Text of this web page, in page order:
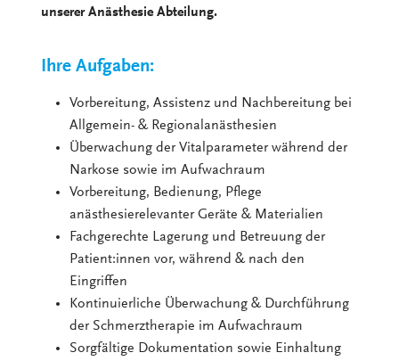
unserer Anästhesie Abteilung.
Ihre Aufgaben:
Vorbereitung, Assistenz und Nachbereitung bei
Allgemein- & Regionalanästhesien
Überwachung der Vitalparameter während der
Narkose sowie im Aufwachraum
Vorbereitung, Bedienung, Pflege
anästhesierelevanter Geräte & Materialien
Fachgerechte Lagerung und Betreuung der
Patient:innen vor, während & nach den
Eingriffen
Kontinuierliche Überwachung & Durchführung
der Schmerztherapie im Aufwachraum
Sorgfältige Dokumentation sowie Einhaltung